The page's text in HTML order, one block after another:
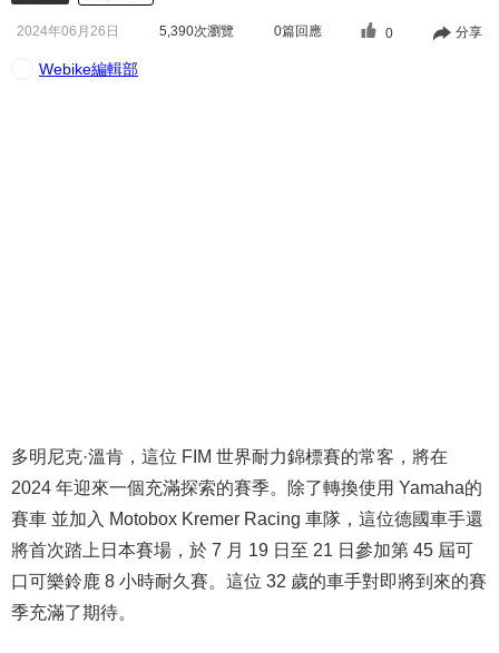
2024年06月26日 5,390次瀏覽 0篇回應 0 分享
Webike編輯部